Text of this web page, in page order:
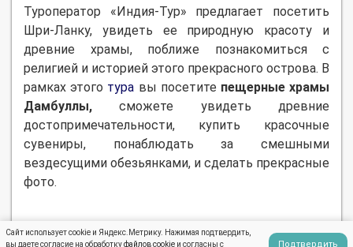
Туроператор «Индия-Тур» предлагает посетить
Шри-Ланку, увидеть ее природную красоту и
древние храмы, поближе познакомиться с
религией и историей этого прекрасного острова. В
рамках этого тура вы посетите пещерные храмы
Дамбуллы,сможете увидеть древние
достопримечательности, купить красочные
сувениры, понаблюдать за смешными
вездесущими обезьянками, и сделать прекрасные
фото.
Сайт использует cookie и Яндекс.Метрику. Нажимая подтвердить,
вы даете согласие на обработкуфайлов cookie и согласны с
Подтвердить